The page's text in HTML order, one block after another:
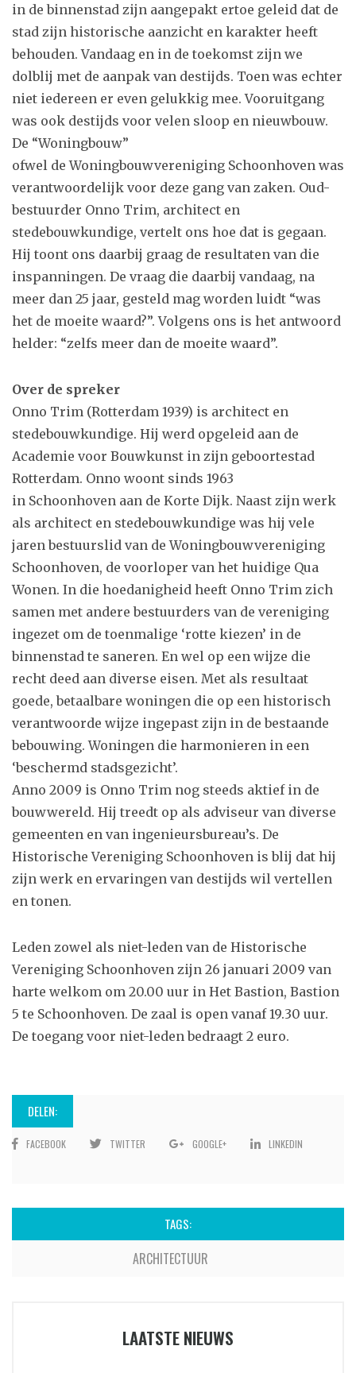
in de binnenstad zijn aangepakt ertoe geleid dat de
stad zijn historische aanzicht en karakter heeft
behouden. Vandaag en in de toekomst zijn we
dolblij met de aanpak van destijds. Toen was echter
niet iedereen er even gelukkig mee. Vooruitgang
was ook destijds voor velen sloop en nieuwbouw.
De “Woningbouw”
ofwel de Woningbouwvereniging Schoonhoven was
verantwoordelijk voor deze gang van zaken. Oud-
bestuurder Onno Trim, architect en
stedebouwkundige, vertelt ons hoe dat is gegaan.
Hij toont ons daarbij graag de resultaten van die
inspanningen. De vraag die daarbij vandaag, na
meer dan 25 jaar, gesteld mag worden luidt “was
het de moeite waard?”. Volgens ons is het antwoord
helder: “zelfs meer dan de moeite waard”.
Over de spreker
Onno Trim (Rotterdam 1939) is architect en
stedebouwkundige. Hij werd opgeleid aan de
Academie voor Bouwkunst in zijn geboortestad
Rotterdam. Onno woont sinds 1963
in Schoonhoven aan de Korte Dijk. Naast zijn werk
als architect en stedebouwkundige was hij vele
jaren bestuurslid van de Woningbouwvereniging
Schoonhoven, de voorloper van het huidige Qua
Wonen. In die hoedanigheid heeft Onno Trim zich
samen met andere bestuurders van de vereniging
ingezet om de toenmalige ‘rotte kiezen’ in de
binnenstad te saneren. En wel op een wijze die
recht deed aan diverse eisen. Met als resultaat
goede, betaalbare woningen die op een historisch
verantwoorde wijze ingepast zijn in de bestaande
bebouwing. Woningen die harmonieren in een
‘beschermd stadsgezicht’.
Anno 2009 is Onno Trim nog steeds aktief in de
bouwwereld. Hij treedt op als adviseur van diverse
gemeenten en van ingenieursbureau’s. De
Historische Vereniging Schoonhoven is blij dat hij
zijn werk en ervaringen van destijds wil vertellen
en tonen.
Leden zowel als niet-leden van de Historische
Vereniging Schoonhoven zijn 26 januari 2009 van
harte welkom om 20.00 uur in Het Bastion, Bastion
5 te Schoonhoven. De zaal is open vanaf 19.30 uur.
De toegang voor niet-leden bedraagt 2 euro.
DELEN:
FACEBOOK TWITTER GOOGLE+ LINKEDIN
TAGS:
ARCHITECTUUR
LAATSTE NIEUWS